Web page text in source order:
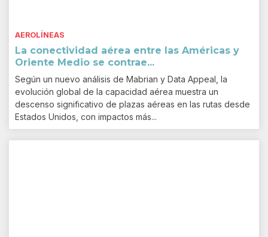
AEROLÍNEAS
La conectividad aérea entre las Américas y
Oriente Medio se contrae...
Según un nuevo análisis de Mabrian y Data Appeal, la
evolución global de la capacidad aérea muestra un
descenso significativo de plazas aéreas en las rutas desde
Estados Unidos, con impactos más...